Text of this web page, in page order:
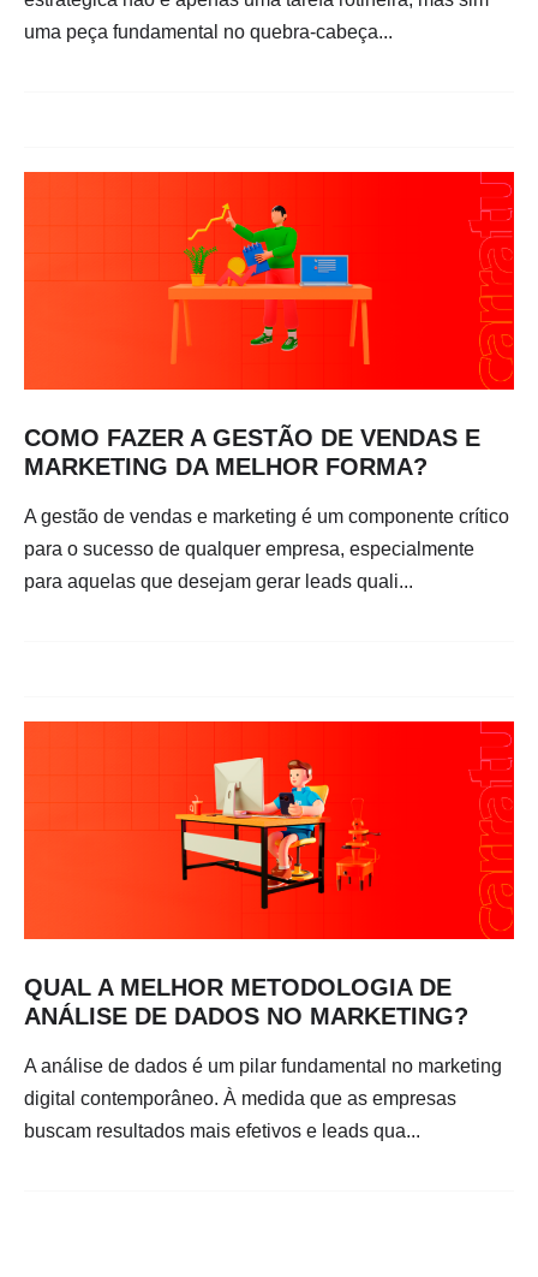
uma peça fundamental no quebra-cabeça...
COMO FAZER A GESTÃO DE VENDAS E
MARKETING DA MELHOR FORMA?
A gestão de vendas e marketing é um componente crítico
para o sucesso de qualquer empresa, especialmente
para aquelas que desejam gerar leads quali...
QUAL A MELHOR METODOLOGIA DE
ANÁLISE DE DADOS NO MARKETING?
A análise de dados é um pilar fundamental no marketing
digital contemporâneo. À medida que as empresas
buscam resultados mais efetivos e leads qua...